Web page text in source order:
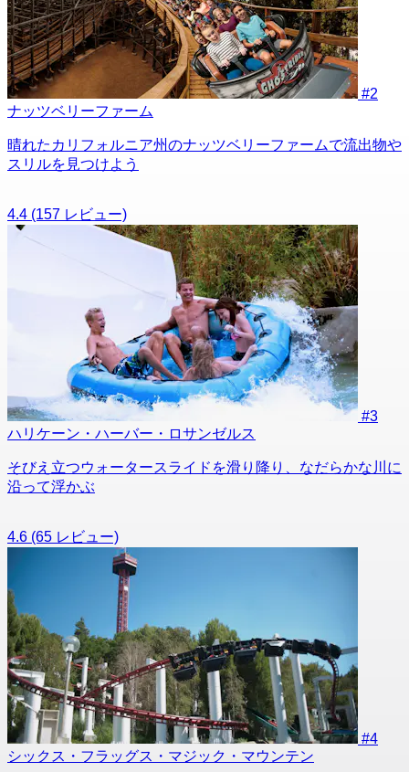
#2
ナッツベリーファーム
晴れたカリフォルニア州のナッツベリーファームで流出物や
スリルを見つけよう
4.4 (157 レビュー)
#3
ハリケーン・ハーバー・ロサンゼルス
そびえ立つウォータースライドを滑り降り、なだらかな川に
沿って浮かぶ
4.6 (65 レビュー)
#4
シックス・フラッグス・マジック・マウンテン